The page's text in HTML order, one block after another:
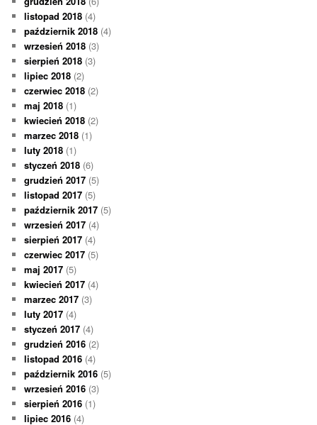
listopad 2018 (4)
październik 2018 (4)
wrzesień 2018 (3)
sierpień 2018 (3)
lipiec 2018 (2)
czerwiec 2018 (2)
maj 2018 (1)
kwiecień 2018 (2)
marzec 2018 (1)
luty 2018 (1)
styczeń 2018 (6)
grudzień 2017 (5)
listopad 2017 (5)
październik 2017 (5)
wrzesień 2017 (4)
sierpień 2017 (4)
czerwiec 2017 (5)
maj 2017 (5)
kwiecień 2017 (4)
marzec 2017 (3)
luty 2017 (4)
styczeń 2017 (4)
grudzień 2016 (2)
listopad 2016 (4)
październik 2016 (5)
wrzesień 2016 (3)
sierpień 2016 (1)
lipiec 2016 (4)